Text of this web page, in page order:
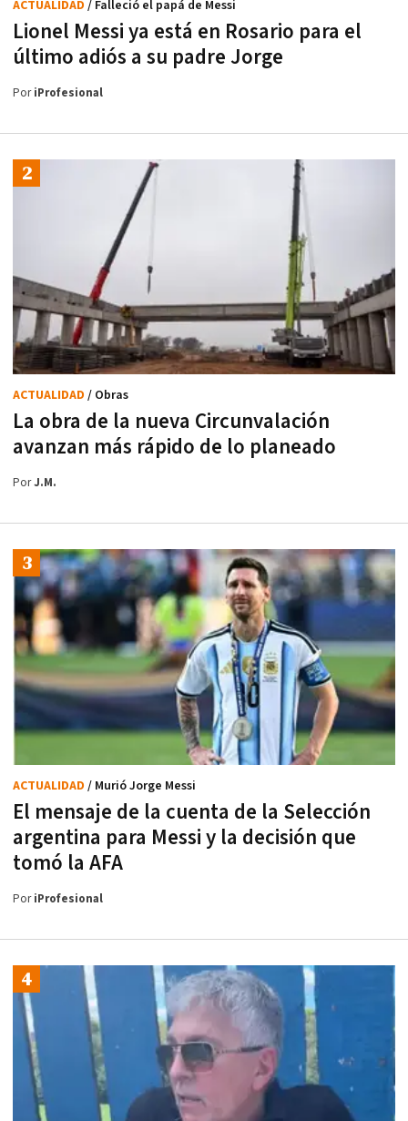
Lionel Messi ya está en Rosario para el
último adiós a su padre Jorge
ACTUALIDAD / Falleció el papá de Messi
PoriProfesional
La obra de la nueva Circunvalación
avanzan más rápido de lo planeado
ACTUALIDAD / Obras
PorJ.M.
El mensaje de la cuenta de la Selección
argentina para Messi y la decisión que
tomó la AFA
ACTUALIDAD / Murió Jorge Messi
PoriProfesional